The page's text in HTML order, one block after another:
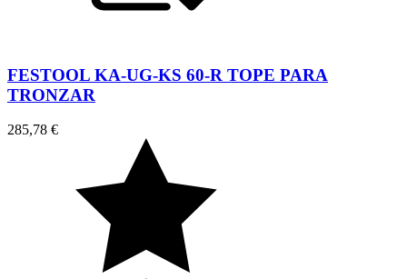
FESTOOL KA-UG-KS 60-R TOPE PARA
TRONZAR
285,78 €